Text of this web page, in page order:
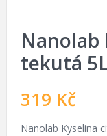
Nanolab
tekutá
319 Kč
Nanolab Kyselina